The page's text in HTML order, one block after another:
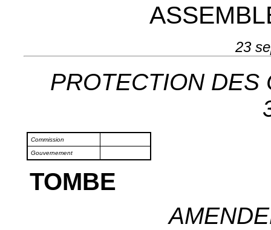
23
PROTECTION DES
Commission
Gouvernement
TOMBE